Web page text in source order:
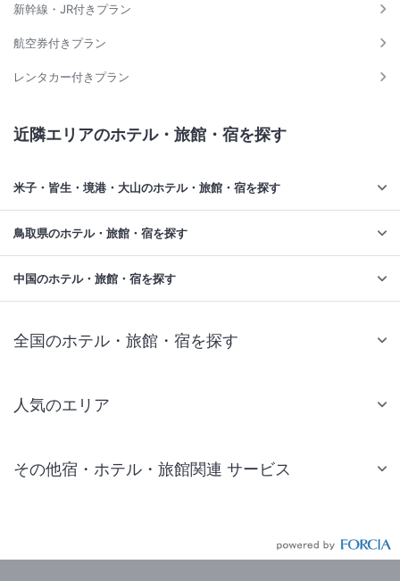
新幹線・JR付きプラン
航空券付きプラン
レンタカー付きプラン
近隣エリアのホテル・旅館・宿を探す
米子・皆生・境港・大山のホテル・旅館・宿を探す
鳥取県のホテル・旅館・宿を探す
中国のホテル・旅館・宿を探す
全国のホテル・旅館・宿を探す
人気のエリア
仙台 ホテル
その他宿・ホテル・旅館関連 サービス